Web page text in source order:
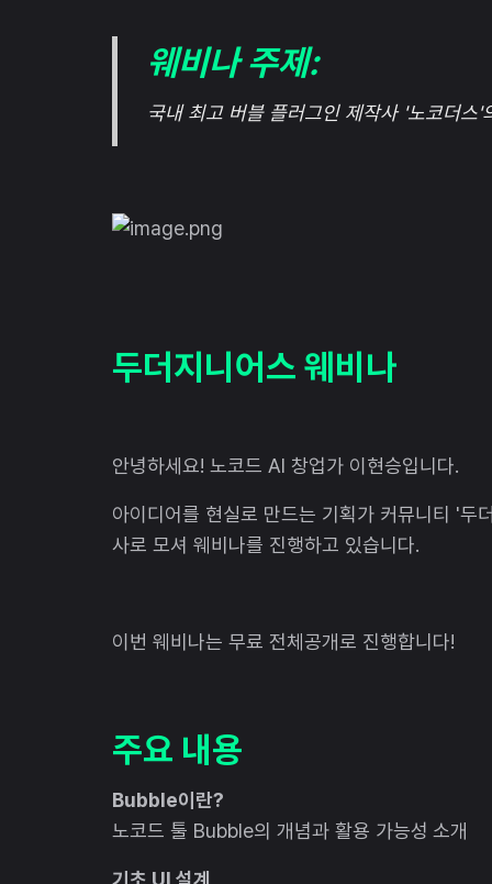
웨비나 주제:
국내 최고 버블 플러그인 제작사 '노코더스'
두더지니어스 웨비나
안녕하세요! 노코드 AI 창업가 이현승입니다.
아이디어를 현실로 만드는 기획가 커뮤니티 '두
사로 모셔 웨비나를 진행하고 있습니다.
이번 웨비나는 무료 전체공개로 진행합니다!
주요 내용
Bubble이란?
노코드 툴 Bubble의 개념과 활용 가능성 소개
기초 UI 설계